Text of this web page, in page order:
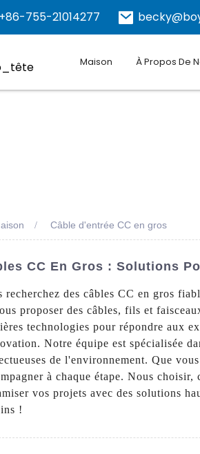
+86-755-21014277
Maison À Propos De
Câble d'entrée CC en gros
CC En Gros : Solutions
recherchez des câbles CC en gros
proposer des câbles, fils et
technologies pour répondre aux
Notre équipe est spécialisée
de l'environnement. Que
à chaque étape. Nous
vos projets avec des solutions
!